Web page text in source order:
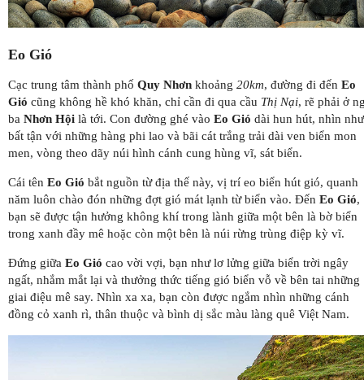
Eo Gió
Cạc trung tâm thành phố Quy Nhơn khoảng 20km, đường đi đến Eo
Gió cũng không hề khó khăn, chỉ cần đi qua cầu Thị Nại, rẽ phải ở
ba Nhơn Hội là tới. Con đường ghé vào Eo Gió dài hun hút, nhìn như
bất tận với những hàng phi lao và bãi cát trắng trải dài ven biển mon
men, vòng theo dãy núi hình cánh cung hùng vĩ, sát biển.
Cái tên Eo Gió bắt nguồn từ địa thế này, vị trí eo biển hút gió, quanh
năm luôn chào đón những đợt gió mát lạnh từ biển vào. Đến Eo Gió,
bạn sẽ được tận hưởng không khí trong lành giữa một bên là bờ biển
trong xanh đầy mê hoặc còn một bên là núi rừng trùng điệp kỳ vĩ.
Đứng giữa Eo Gió cao vời vợi, bạn như lơ lửng giữa biển trời ngây
ngất, nhắm mắt lại và thưởng thức tiếng gió biển vỗ về bên tai những
giai điệu mê say. Nhìn xa xa, bạn còn được ngắm nhìn những cánh
đồng cỏ xanh rì, thân thuộc và bình dị sắc màu làng quê Việt Nam.